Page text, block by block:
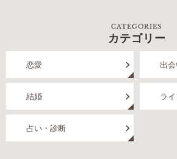
CATEGORIES
カテゴリー
恋愛 出
結婚 ラ
占い・診断